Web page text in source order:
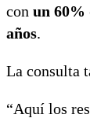
con un 60%
años.
La consulta
“Aquí los